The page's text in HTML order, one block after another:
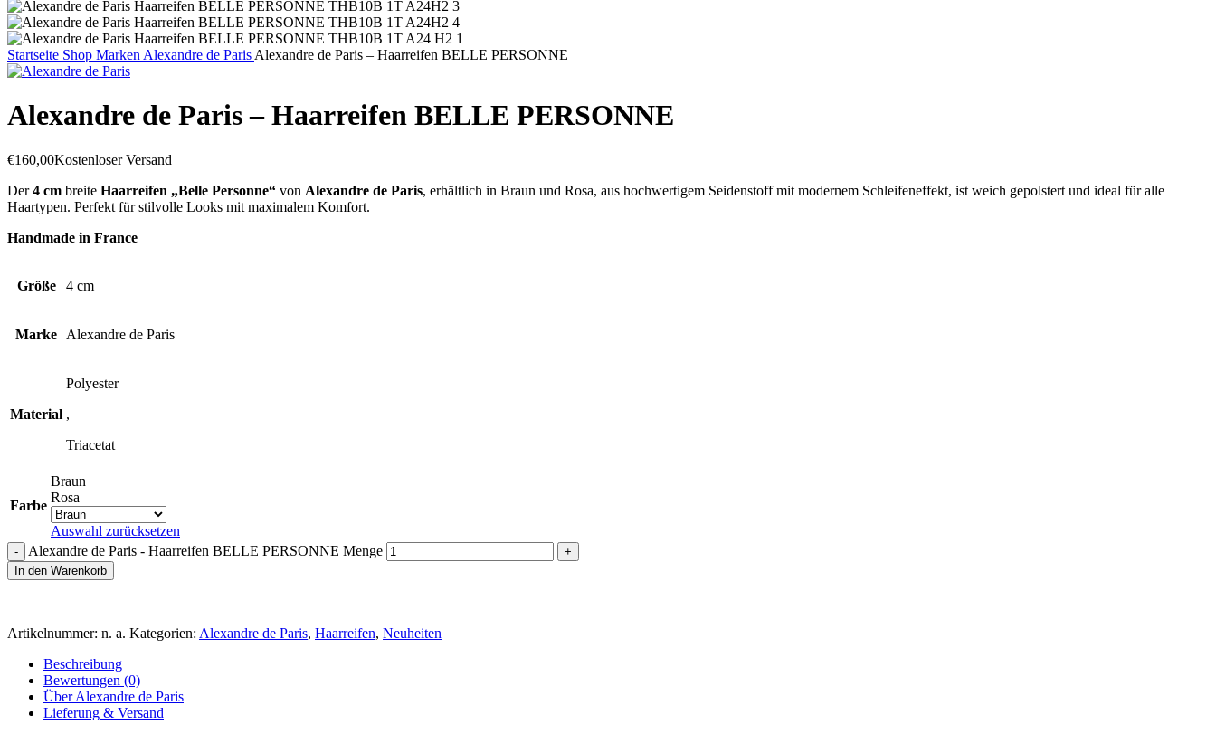
Startseite Shop Marken Alexandre de Paris Alexandre de Paris – Haarreifen BELLE PERSONNE
Alexandre de Paris – Haarreifen BELLE PERSONNE
€160,00Kostenloser Versand
Der4 cm breite Haarreifen „Belle Personne“ von Alexandre de Paris, erhältlich in Braun und Rosa, aus hochwertigem Seidenstoff mit modernem Schleifeneffekt, ist weich gepolstert und ideal für alle
Haartypen. Perfekt für stilvolle Looks mit maximalem Komfort.
Handmade in France
Größe 4 cm
Marke Alexandre de Paris
Material
Polyester
,
Triacetat
Farbe
Braun
Rosa
Auswahl zurücksetzen
Alexandre de Paris - Haarreifen BELLE PERSONNE Menge
In den Warenkorb
Artikelnummer: n. a. Kategorien: Alexandre de Paris, Haarreifen, Neuheiten
Beschreibung
Bewertungen (0)
Über Alexandre de Paris
Lieferung & Versand